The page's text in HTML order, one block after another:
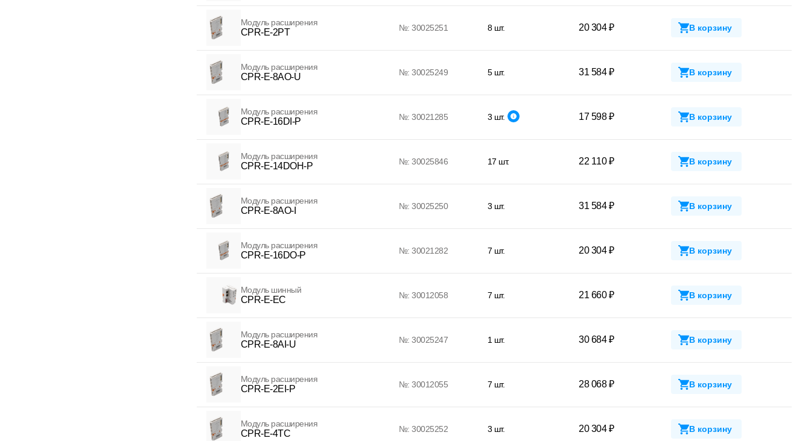
Модуль расширения
CPR-E-2PT №: 30025251 8 шт. 20 304 ₽ В корзину
Модуль расширения
CPR-E-8AO-U №: 30025249 5 шт. 31 584 ₽ В корзину
Модуль расширения
CPR-E-16DI-P №: 30021285 3 шт. 17 598 ₽ В корзину
Модуль расширения
CPR-E-14DOH-P №: 30025846 17 шт. 22 110 ₽ В корзину
Модуль расширения
CPR-E-8AO-I №: 30025250 3 шт. 31 584 ₽ В корзину
Модуль расширения
CPR-E-16DO-P №: 30021282 7 шт. 20 304 ₽ В корзину
Модуль шинный
CPR-E-EC №: 30012058 7 шт. 21 660 ₽ В корзину
Модуль расширения
CPR-E-8AI-U №: 30025247 1 шт. 30 684 ₽ В корзину
Модуль расширения
CPR-E-2EI-P №: 30012055 7 шт. 28 068 ₽ В корзину
Модуль расширения
CPR-E-4TC №: 30025252 3 шт. 20 304 ₽ В корзину